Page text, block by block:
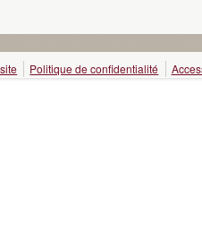
Politique de confidentialité